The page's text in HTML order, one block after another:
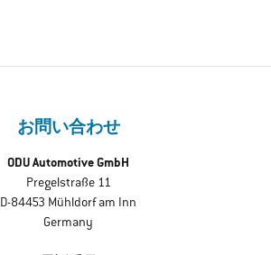
お問い合わせ
ODU Automotive GmbH
Pregelstraße 11
D-84453 Mühldorf am Inn
Germany